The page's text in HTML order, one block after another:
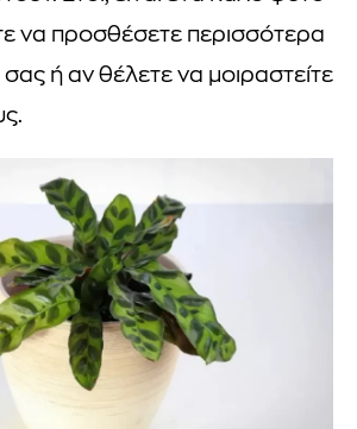
να προσθέσετε περισσότερα
σας ή αν θέλετε να μοιραστείτε